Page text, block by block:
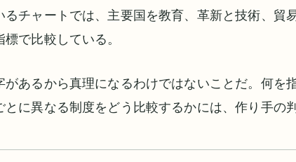
るチャートでは、主要国を教育、革新と技術、貿
で比較している。
があるから真理になるわけではないことだ。何を
に異なる制度をどう比較するかには、作り手の